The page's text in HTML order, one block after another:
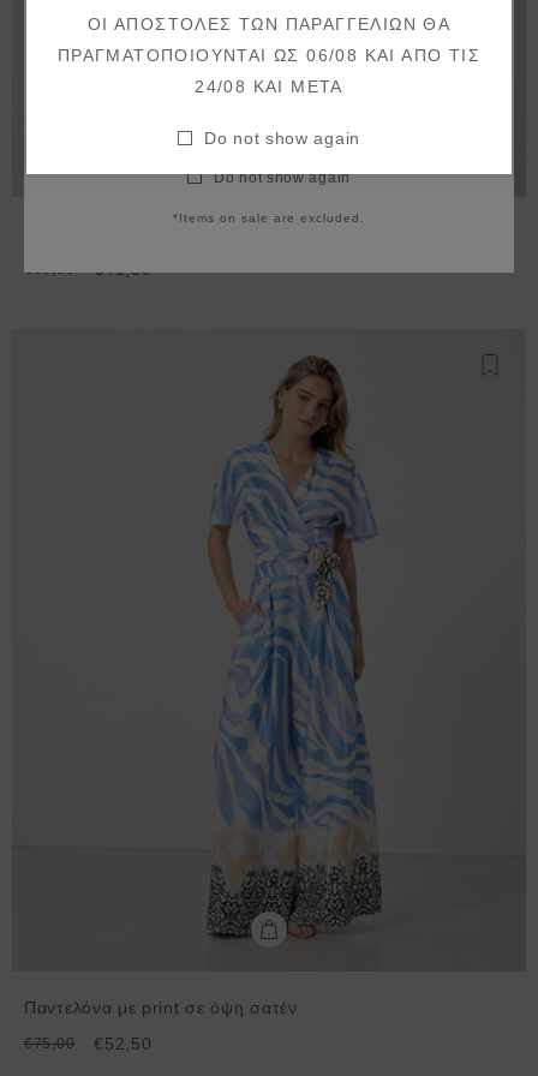
€59,90 €41,90
Παντελόνα με print σε όψη σατέν
€75,00 €52,50
confirmation.
I agree with the terms & conditions
Do not show again
*Items on sale are excluded.
ΟΙ ΑΠΟΣΤΟΛΕΣ ΤΩΝ ΠΑΡΑΓΓΕΛΙΩΝ ΘΑ
ΠΡΑΓΜΑΤΟΠΟΙΟΥΝΤΑΙ ΩΣ 06/08 ΚΑΙ ΑΠΟ ΤΙΣ
24/08 KAI META
Do not show again